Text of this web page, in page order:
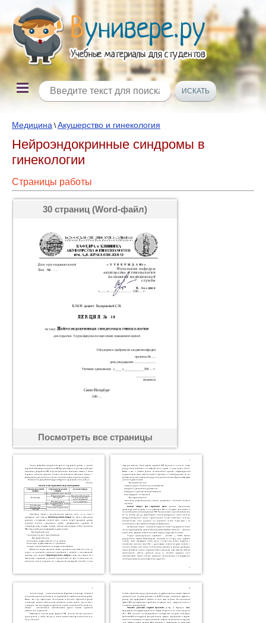
Медицина \Акушерство и гинекология
Нейроэндокринные синдромы в
гинекологии
Страницы работы
30 страниц (Word-файл)
Посмотреть все страницы